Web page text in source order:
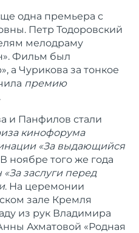
одна премьера с
Петр Тодоровский
мелодраму
Фильм был
а Чурикова за тонкое
премию
.
и Панфилов стали
кинофорума
«За выдающийся
В ноябре того же года
«За заслуги перед
. На церемонии
зале Кремля
из рук Владимира
Ахматовой «Родная